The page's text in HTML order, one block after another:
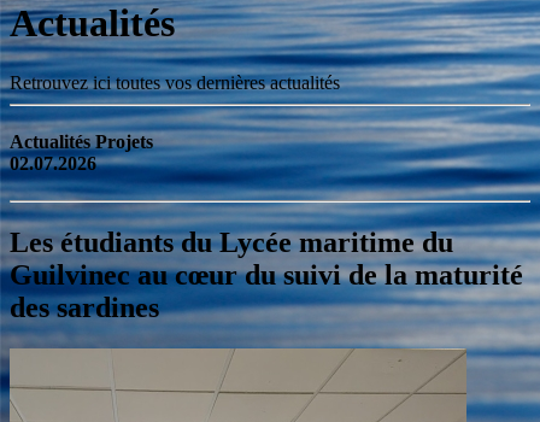
Actualités
Retrouvez ici toutes vos dernières actualités
Actualités Projets
02.07.2026
Les étudiants du Lycée maritime du
Guilvinec au cœur du suivi de la maturité
des sardines